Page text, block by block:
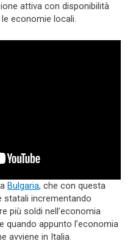
attiva con disponibilità
economie locali.
Bulgaria, che con questa
incrementando
più soldi nell’economia
quando appunto l’economia
avviene in Italia.